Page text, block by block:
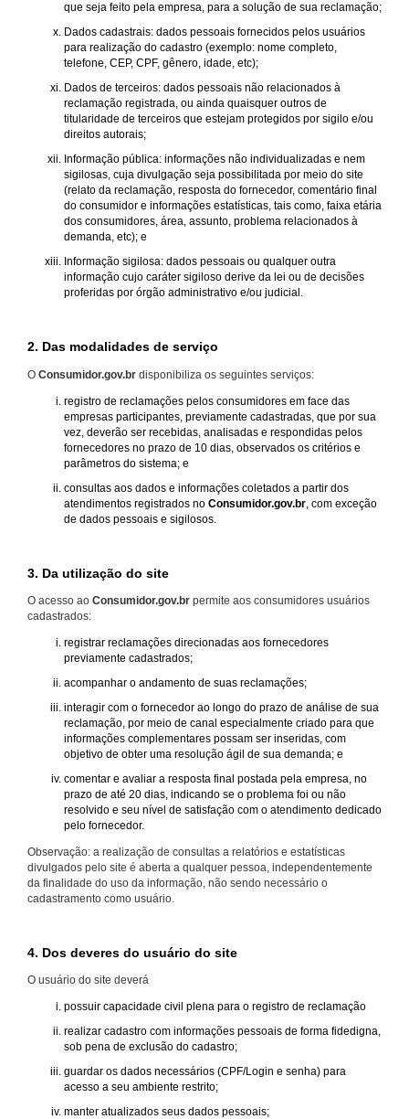
que seja feito pela empresa, para a solução de sua reclamação;
Dados cadastrais: dados pessoais fornecidos pelos usuários
para realização do cadastro (exemplo: nome completo,
telefone, CEP, CPF, gênero, idade, etc);
Dados de terceiros: dados pessoais não relacionados à
reclamação registrada, ou ainda quaisquer outros de
titularidade de terceiros que estejam protegidos por sigilo e/ou
direitos autorais;
Informação pública: informações não individualizadas e nem
sigilosas, cuja divulgação seja possibilitada por meio do site
(relato da reclamação, resposta do fornecedor, comentário final
do consumidor e informações estatísticas, tais como, faixa etária
dos consumidores, área, assunto, problema relacionados à
demanda, etc); e
Informação sigilosa: dados pessoais ou qualquer outra
informação cujo caráter sigiloso derive da lei ou de decisões
proferidas por órgão administrativo e/ou judicial.
2. Das modalidades de serviço
O Consumidor.gov.br disponibiliza os seguintes serviços:
registro de reclamações pelos consumidores em face das
empresas participantes, previamente cadastradas, que por sua
vez, deverão ser recebidas, analisadas e respondidas pelos
fornecedores no prazo de 10 dias, observados os critérios e
parâmetros do sistema; e
consultas aos dados e informações coletados a partir dos
atendimentos registrados no Consumidor.gov.br , com exceção
de dados pessoais e sigilosos.
3. Da utilização do site
O acesso ao Consumidor.gov.br permite aos consumidores usuários
cadastrados:
registrar reclamações direcionadas aos fornecedores
previamente cadastrados;
acompanhar o andamento de suas reclamações;
interagir com o fornecedor ao longo do prazo de análise de sua
reclamação, por meio de canal especialmente criado para que
informações complementares possam ser inseridas, com
objetivo de obter uma resolução ágil de sua demanda; e
comentar e avaliar a resposta final postada pela empresa, no
prazo de até 20 dias, indicando se o problema foi ou não
resolvido e seu nível de satisfação com o atendimento dedicado
pelo fornecedor.
Observação: a realização de consultas a relatórios e estatísticas
divulgados pelo site é aberta a qualquer pessoa, independentemente
da finalidade do uso da informação, não sendo necessário o
cadastramento como usuário.
4. Dos deveres do usuário do site
O usuário do site deverá
possuir capacidade civil plena para o registro de reclamação
realizar cadastro com informações pessoais de forma fidedigna,
sob pena de exclusão do cadastro;
guardar os dados necessários (CPF/Login e senha) para
acesso a seu ambiente restrito;
manter atualizados seus dados pessoais;